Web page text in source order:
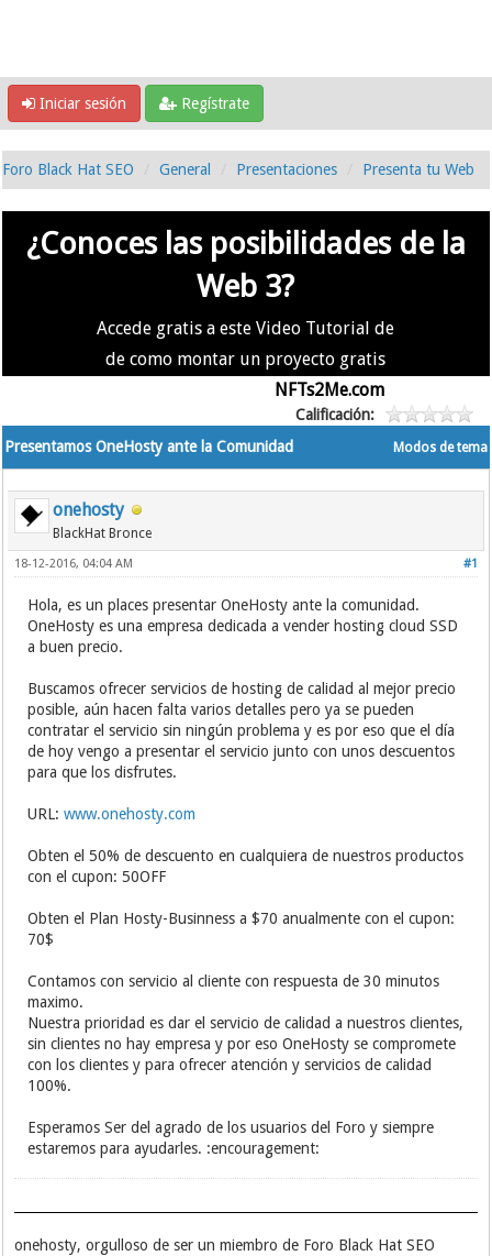
Iniciar sesión Regístrate
Foro Black Hat SEO General Presentaciones Presenta tu Web
¿Conoces las posibilidades de la
Web 3?
Accede gratis a este Video Tutorial de
de como montar un proyecto gratis
NFTs2Me.com
Calificación:
Modos de tema
Presentamos OneHosty ante la Comunidad
onehosty
BlackHat Bronce
#1
18-12-2016, 04:04 AM
Hola, es un places presentar OneHosty ante la comunidad.
OneHosty es una empresa dedicada a vender hosting cloud SSD
a buen precio.
Buscamos ofrecer servicios de hosting de calidad al mejor precio
posible, aún hacen falta varios detalles pero ya se pueden
contratar el servicio sin ningún problema y es por eso que el día
de hoy vengo a presentar el servicio junto con unos descuentos
para que los disfrutes.
URL:www.onehosty.com
Obten el 50% de descuento en cualquiera de nuestros productos
con el cupon: 50OFF
Obten el Plan Hosty-Businness a $70 anualmente con el cupon:
70$
Contamos con servicio al cliente con respuesta de 30 minutos
maximo.
Nuestra prioridad es dar el servicio de calidad a nuestros clientes,
sin clientes no hay empresa y por eso OneHosty se compromete
con los clientes y para ofrecer atención y servicios de calidad
100%.
Esperamos Ser del agrado de los usuarios del Foro y siempre
estaremos para ayudarles. :encouragement:
onehosty, orgulloso de ser un miembro de Foro Black Hat SEO